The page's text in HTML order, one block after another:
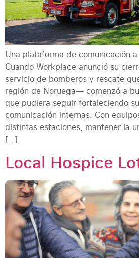
Una plataforma de comunicación
Cuando Workplace anunció su
servicio de bomberos y rescate
región de Noruega— comenzó a
que pudiera seguir fortaleciendo
comunicación internas. Con
distintas estaciones, mantener la
[…]
Local Hospice